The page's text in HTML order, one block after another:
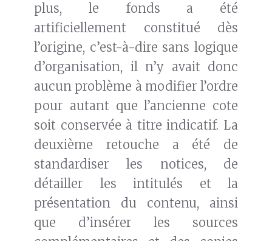
plus, le fonds a été
artificiellement constitué dès
l’origine, c’est-à-dire sans logique
d’organisation, il n’y avait donc
aucun problème à modifier l’ordre
pour autant que l’ancienne cote
soit conservée à titre indicatif. La
deuxième retouche a été de
standardiser les notices, de
détailler les intitulés et la
présentation du contenu, ainsi
que d’insérer les sources